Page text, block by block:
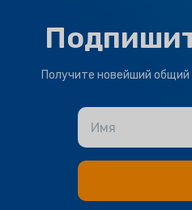
Получите новейший общий
Имя